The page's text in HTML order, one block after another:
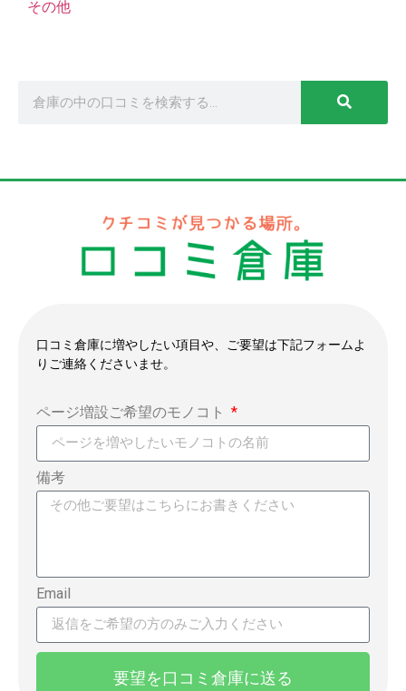
その他
口コミ倉庫に増やしたい項目や、ご要望は下記フォームよ
りご連絡くださいませ。
ページ増設ご希望のモノコト
備考
Email
要望を口コミ倉庫に送る